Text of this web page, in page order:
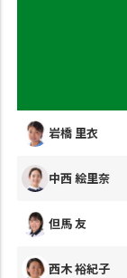
岩橋 里衣
中西 絵里奈
但馬 友
西木 裕紀子